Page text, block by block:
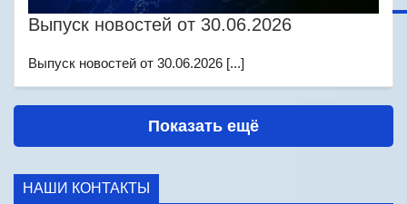
Выпуск новостей от 30.06.2026
Выпуск новостей от 30.06.2026 [...]
Показать ещё
НАШИ КОНТАКТЫ